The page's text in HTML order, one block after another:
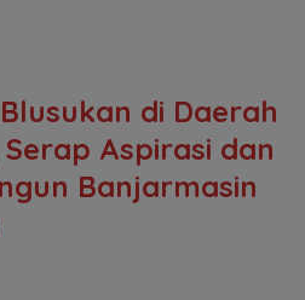
di Daerah
Aspirasi dan
Banjarmasin